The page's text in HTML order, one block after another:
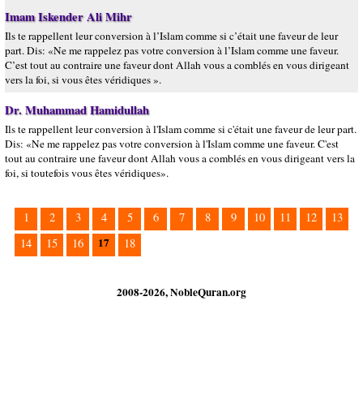
Imam Iskender Ali Mihr
Ils te rappellent leur conversion à l’Islam comme si c’était une faveur de leur
part. Dis: «Ne me rappelez pas votre conversion à l’Islam comme une faveur.
C’est tout au contraire une faveur dont Allah vous a comblés en vous dirigeant
vers la foi, si vous êtes véridiques ».
Dr. Muhammad Hamidullah
Ils te rappellent leur conversion à l'Islam comme si c'était une faveur de leur part.
Dis: «Ne me rappelez pas votre conversion à l'Islam comme une faveur. C'est
tout au contraire une faveur dont Allah vous a comblés en vous dirigeant vers la
foi, si toutefois vous êtes véridiques».
1 2 3 4 5 6 7 8 9 10 11 12
13
14
15 16 17 18
2008-2026, NobleQuran.org